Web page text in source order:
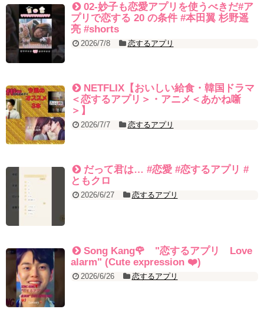
幻の王女チャミョンゴ エンディング
YUCHUN ♥ LOVE 15 「成均館 5話」
[Fan MV]七日の王妃(7일의 왕비)OST – 정기고 (Junggigo) – 그리고
그려도 (Miss You In My Heart)
俳優カン・ギヨン、突然の熱愛宣言…「キム秘書がなぜそうか」出
演で話題 Big News TV
Powered by livedoor 相互RSS
02-妙子も恋愛アプリを使うべきだ#ア
プリで恋する 20 の条件 #本田翼 杉野遥
亮 #shorts
2026/7/8 恋するアプリ
NETFLIX【おいしい給食・韓国ドラマ
＜恋するアプリ＞・アニメ＜あかね噺
＞】
2026/7/7 恋するアプリ
だって君は… #恋愛 #恋するアプリ #
ともクロ
2026/6/27 恋するアプリ
Song Kang🌹 "恋するアプリ Love
alarm" (Cute expression ❤️)
2026/6/26 恋するアプリ